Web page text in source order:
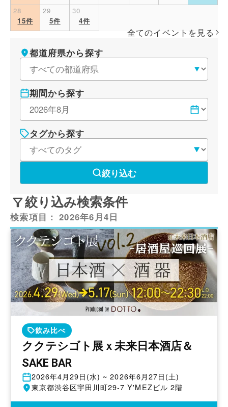
28
15件
29
5件
30
4件
全てのイベントを見る
条件を変更する
都道府県から探す
期間から探す
タグから探す
絞り込む
絞り込み検索条件
検索項目： 2026年6月4日
飲み比べ
ククテシゴト展ｘ未来日本酒店＆
SAKE BAR
開
催
2026年4月29日(水) ~ 2026年6月27日(土)
開 東京都渋谷区宇田川町29-7 Y'MEZビル 2階